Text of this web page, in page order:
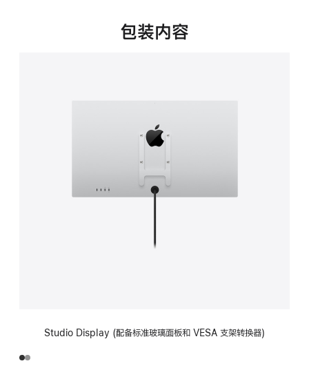
中
包装内容
Studio Display (配备标准玻璃面板和 VESA 支架转换器)